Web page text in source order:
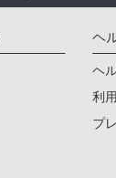
ヘ
ヘ
利
プ